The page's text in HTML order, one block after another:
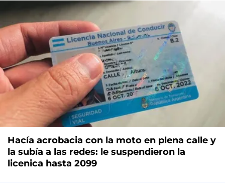
Hacía acrobacia con la moto en plena calle y
la subía a las redes: le suspendieron la
licenica hasta 2099